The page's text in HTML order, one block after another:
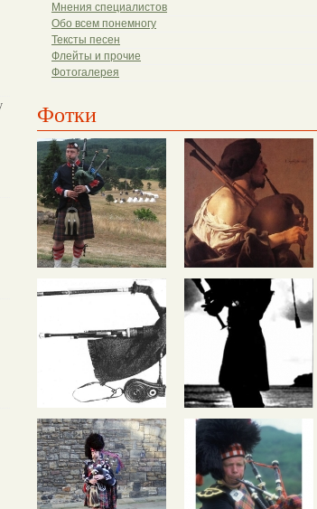
Мнения специалистов
Обо всем понемногу
Тексты песен
Флейты и прочие
Фотогалерея
Фотки